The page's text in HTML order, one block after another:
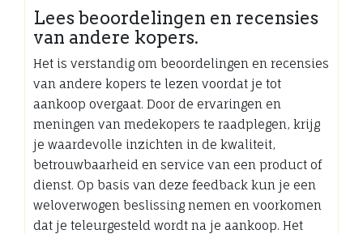
Lees beoordelingen en recensies
van andere kopers.
Het is verstandig om beoordelingen en recensies
van andere kopers te lezen voordat je tot
aankoop overgaat. Door de ervaringen en
meningen van medekopers te raadplegen, krijg
je waardevolle inzichten in de kwaliteit,
betrouwbaarheid en service van een product of
dienst. Op basis van deze feedback kun je een
weloverwogen beslissing nemen en voorkomen
dat je teleurgesteld wordt na je aankoop. Het